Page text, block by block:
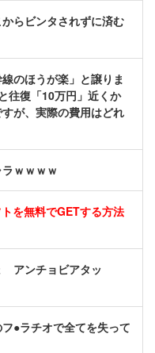
らビンタされずに済む
のほうが楽」と譲りま
往復「10万円」近くか
が、実際の費用はどれ
ｗｗｗｗ
を無料でGETする方法
アンチョビアタッ
●ラチオで全てを失って